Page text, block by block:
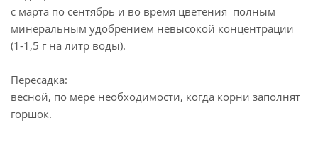
с марта по сентябрь и во время цветения полным
минеральным удобрением невысокой концентрации
(1-1,5 г на литр воды).
Пересадка:
весной, по мере необходимости, когда корни заполнят
горшок.